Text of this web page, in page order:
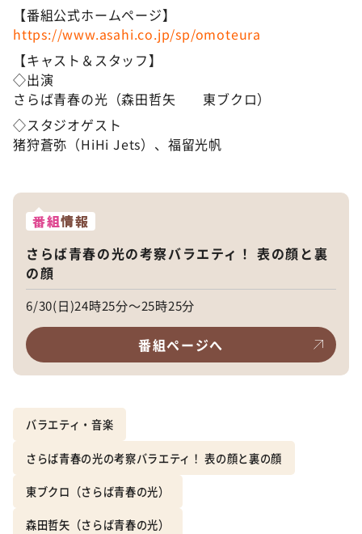
【番組公式ホームページ】
https://www.asahi.co.jp/sp/omoteura
【キャスト＆スタッフ】
◇出演
さらば青春の光（森田哲矢 東ブクロ）
◇スタジオゲスト
猪狩蒼弥（HiHi Jets）、福留光帆
番組情報
さらば青春の光の考察バラエティ！ 表の顔と裏
の顔
6/30(日)24時25分～25時25分
番組ページへ
バラエティ・音楽
さらば青春の光の考察バラエティ！ 表の顔と裏の顔
東ブクロ（さらば青春の光）
森田哲矢（さらば青春の光）